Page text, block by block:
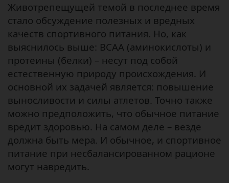
Животрепещущей темой в последнее время
стало обсуждение полезных и вредных
качеств спортивного питания. Но, как
выяснилось выше: ВСАА (аминокислоты) и
протеины (белки) – несут под собой
естественную природу происхождения. И
основной их задачей является: повышение
выносливости и силы атлетов. Точно также
можно предположить, что обычное питание
вредит здоровью. На самом деле – везде
должна быть мера. И обычное, и спортивное
питание при несбалансированном рационе
могут навредить.